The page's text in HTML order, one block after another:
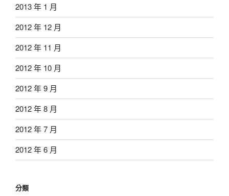
2013 年 1 月
2012 年 12 月
2012 年 11 月
2012 年 10 月
2012 年 9 月
2012 年 8 月
2012 年 7 月
2012 年 6 月
分類